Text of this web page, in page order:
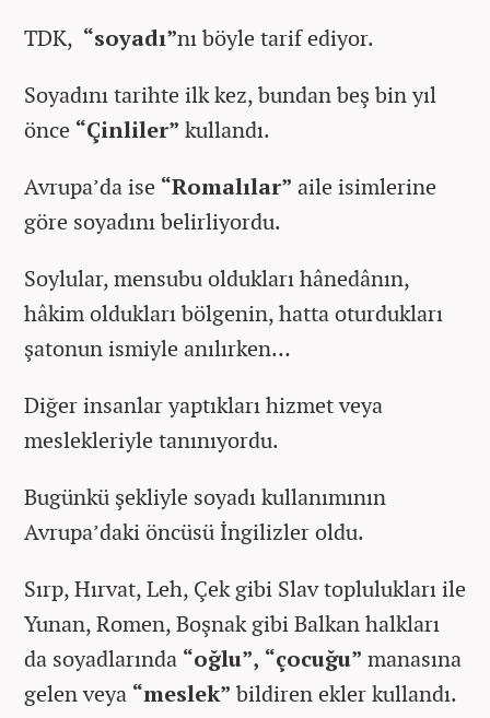
TDK, “soyadı”nı böyle tarif ediyor.
Soyadını tarihte ilk kez, bundan beş bin yıl
önce “Çinliler” kullandı.
Avrupa’da ise “Romalılar” aile isimlerine
göre soyadını belirliyordu.
Soylular, mensubu oldukları hânedânın,
hâkim oldukları bölgenin, hatta oturdukları
şatonun ismiyle anılırken…
Diğer insanlar yaptıkları hizmet veya
meslekleriyle tanınıyordu.
Bugünkü şekliyle soyadı kullanımının
Avrupa’daki öncüsü İngilizler oldu.
Sırp, Hırvat, Leh, Çek gibi Slav toplulukları ile
Yunan, Romen, Boşnak gibi Balkan halkları
da soyadlarında “oğlu”, “çocuğu” manasına
gelen veya “meslek” bildiren ekler kullandı.